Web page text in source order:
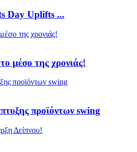
Day Uplifts ...
μέσο της χρονιάς!
προϊόντων swing